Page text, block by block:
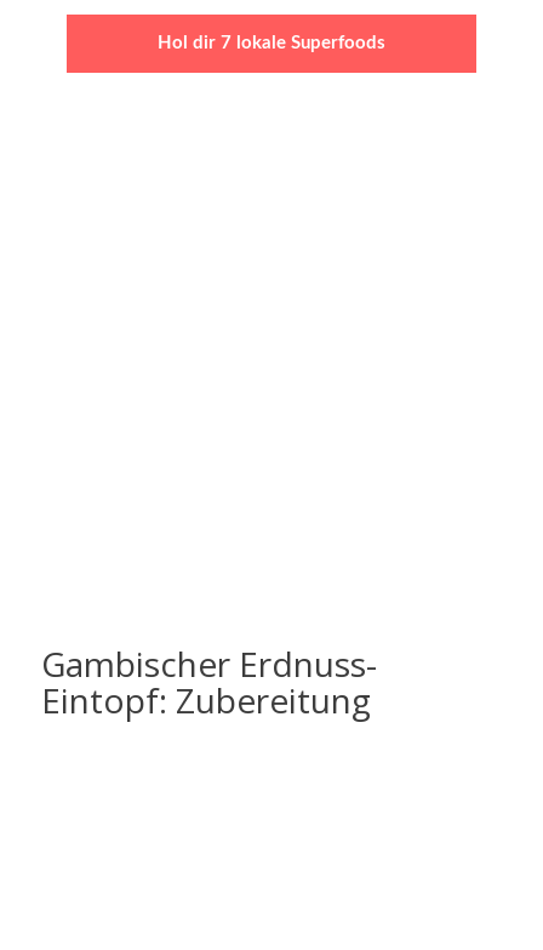
Hol dir 7 lokale Superfoods
Gambischer Erdnuss-
Eintopf: Zubereitung